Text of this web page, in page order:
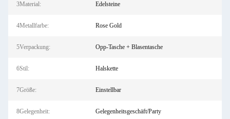
3Material: Edelsteine
4Metallfarbe: Rose Gold
5Verpackung: Opp-Tasche + Blasentasche
6Stil: Halskette
7Größe: Einstellbar
8Gelegenheit: Gelegenheitsgeschäft/Party